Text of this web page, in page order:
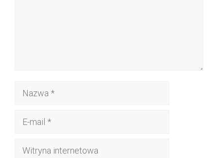
Nazwa
Witryna